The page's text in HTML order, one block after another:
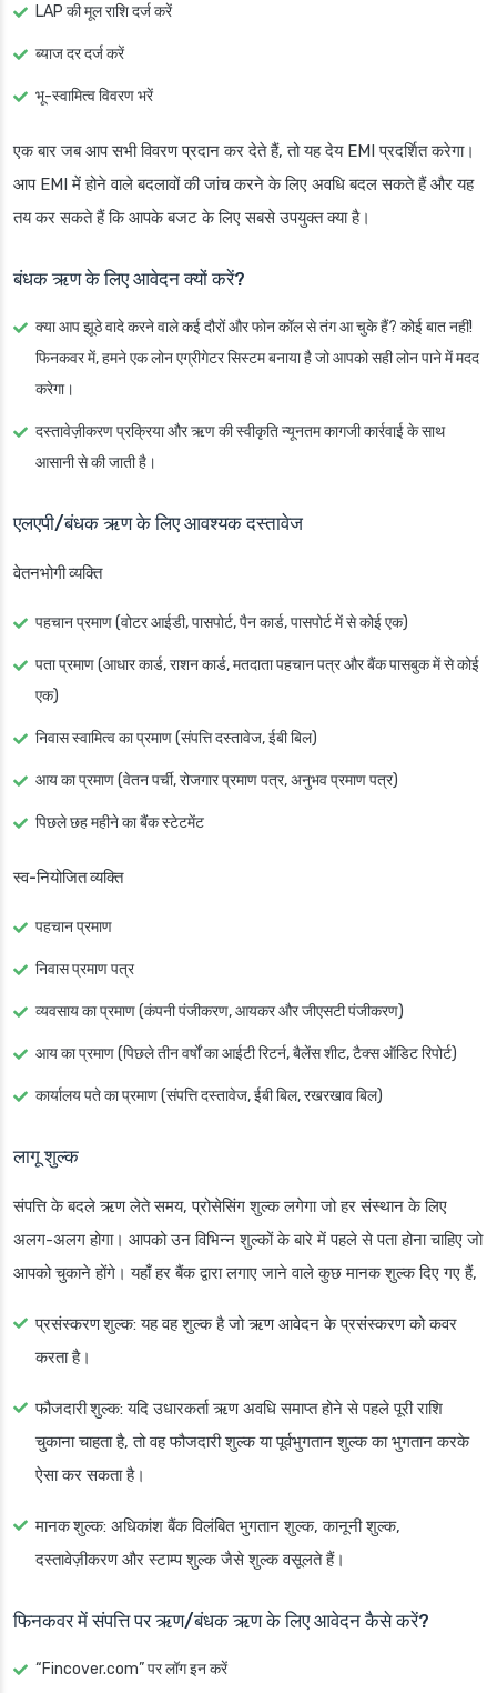
LAP की मूल राशि दर्ज करें
ब्याज दर दर्ज करें
भू-स्वामित्व विवरण भरें
एक बार जब आप सभी विवरण प्रदान कर देते हैं, तो यह देय EMI प्रदर्शित करेगा।
आप EMI में होने वाले बदलावों की जांच करने के लिए अवधि बदल सकते हैं और यह
तय कर सकते हैं कि आपके बजट के लिए सबसे उपयुक्त क्या है।
बंधक ऋण के लिए आवेदन क्यों करें?
क्या आप झूठे वादे करने वाले कई दौरों और फोन कॉल से तंग आ चुके हैं? कोई बात नहीं!
फिनकवर में, हमने एक लोन एग्रीगेटर सिस्टम बनाया है जो आपको सही लोन पाने में मदद
करेगा।
दस्तावेज़ीकरण प्रक्रिया और ऋण की स्वीकृति न्यूनतम कागजी कार्रवाई के साथ
आसानी से की जाती है।
एलएपी/बंधक ऋण के लिए आवश्यक दस्तावेज
वेतनभोगी व्यक्ति
पहचान प्रमाण (वोटर आईडी, पासपोर्ट, पैन कार्ड, पासपोर्ट में से कोई एक)
पता प्रमाण (आधार कार्ड, राशन कार्ड, मतदाता पहचान पत्र और बैंक पासबुक में से कोई
एक)
निवास स्वामित्व का प्रमाण (संपत्ति दस्तावेज, ईबी बिल)
आय का प्रमाण (वेतन पर्ची, रोजगार प्रमाण पत्र, अनुभव प्रमाण पत्र)
पिछले छह महीने का बैंक स्टेटमेंट
स्व-नियोजित व्यक्ति
पहचान प्रमाण
निवास प्रमाण पत्र
व्यवसाय का प्रमाण (कंपनी पंजीकरण, आयकर और जीएसटी पंजीकरण)
आय का प्रमाण (पिछले तीन वर्षों का आईटी रिटर्न, बैलेंस शीट, टैक्स ऑडिट रिपोर्ट)
कार्यालय पते का प्रमाण (संपत्ति दस्तावेज, ईबी बिल, रखरखाव बिल)
लागू शुल्क
संपत्ति के बदले ऋण लेते समय, प्रोसेसिंग शुल्क लगेगा जो हर संस्थान के लिए
अलग-अलग होगा। आपको उन विभिन्न शुल्कों के बारे में पहले से पता होना चाहिए जो
आपको चुकाने होंगे। यहाँ हर बैंक द्वारा लगाए जाने वाले कुछ मानक शुल्क दिए गए हैं,
प्रसंस्करण शुल्क: यह वह शुल्क है जो ऋण आवेदन के प्रसंस्करण को कवर
करता है।
फौजदारी शुल्क: यदि उधारकर्ता ऋण अवधि समाप्त होने से पहले पूरी राशि
चुकाना चाहता है, तो वह फौजदारी शुल्क या पूर्वभुगतान शुल्क का भुगतान करके
ऐसा कर सकता है।
मानक शुल्क: अधिकांश बैंक विलंबित भुगतान शुल्क, कानूनी शुल्क,
दस्तावेज़ीकरण और स्टाम्प शुल्क जैसे शुल्क वसूलते हैं।
फिनकवर में संपत्ति पर ऋण/बंधक ऋण के लिए आवेदन कैसे करें?
“Fincover.com” पर लॉग इन करें